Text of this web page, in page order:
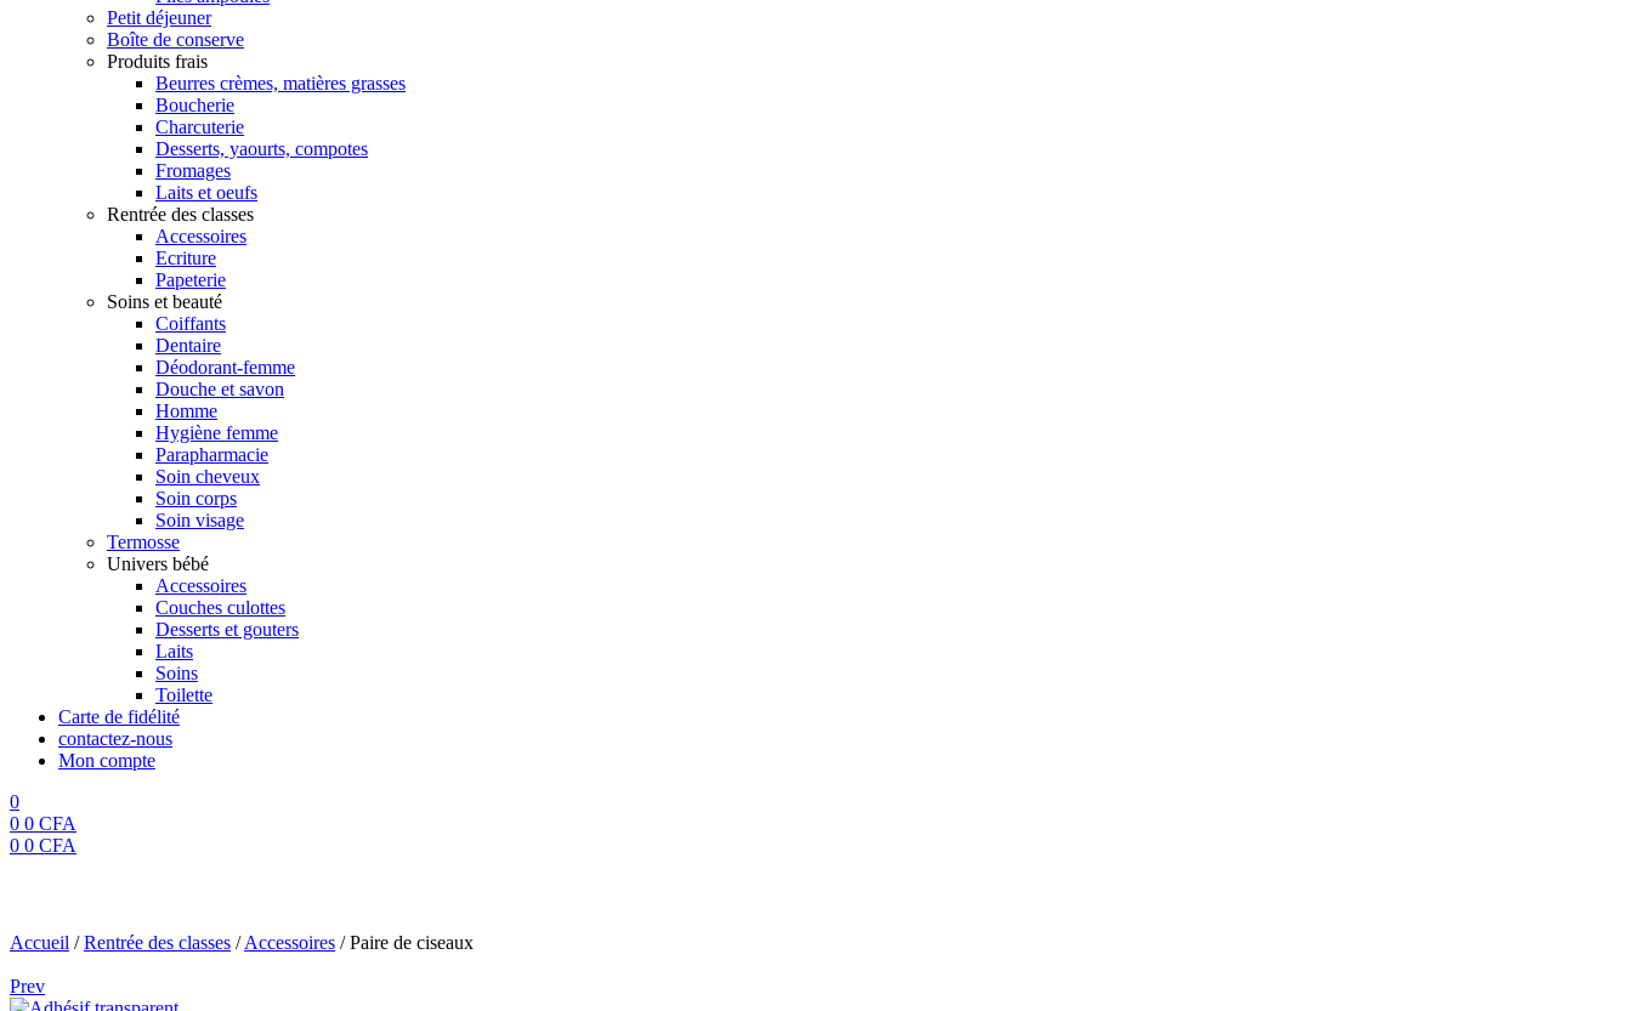
Petit déjeuner
Boîte de conserve
Produits frais
Beurres crèmes, matières grasses
Boucherie
Charcuterie
Desserts, yaourts, compotes
Fromages
Laits et oeufs
Rentrée des classes
Accessoires
Ecriture
Papeterie
Soins et beauté
Coiffants
Dentaire
Déodorant-femme
Douche et savon
Homme
Hygiène femme
Parapharmacie
Soin cheveux
Soin corps
Soin visage
Termosse
Univers bébé
Accessoires
Couches culottes
Desserts et gouters
Laits
Soins
Toilette
Carte de fidélité
contactez-nous
Mon compte
0
0 0 CFA
0 0 CFA
Accueil /Rentrée des classes /Accessoires /Paire de ciseaux
Prev